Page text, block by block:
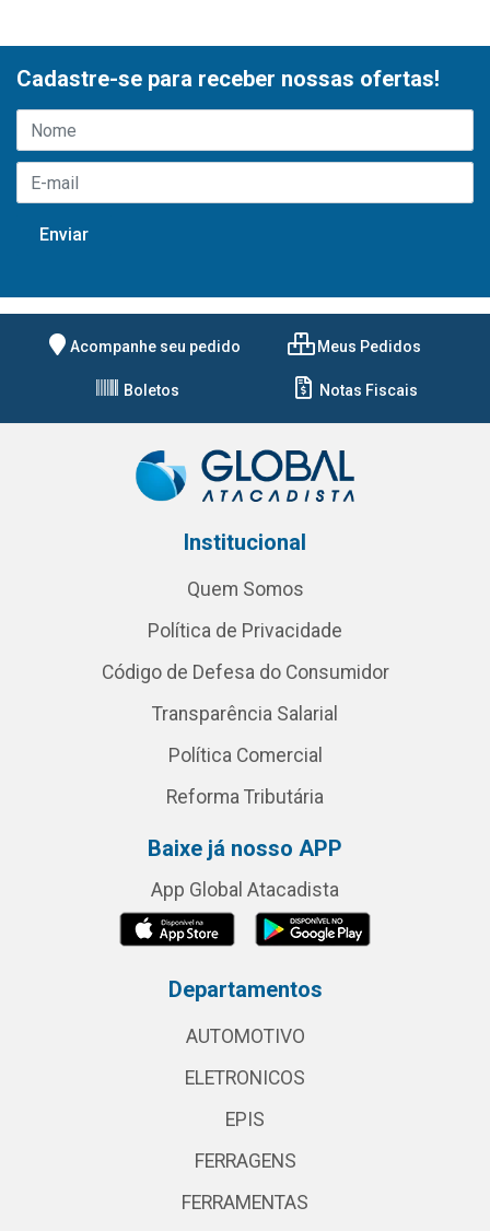
Cadastre-se para receber nossas ofertas!
Acompanhe seu pedido Meus Pedidos
Boletos Notas Fiscais
Institucional
Quem Somos
Política de Privacidade
Código de Defesa do Consumidor
Transparência Salarial
Política Comercial
Reforma Tributária
Baixe já nosso APP
App Global Atacadista
Departamentos
AUTOMOTIVO
ELETRONICOS
EPIS
FERRAGENS
FERRAMENTAS